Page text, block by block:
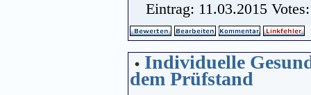
Eintrag: 11.03.2015
Individuelle
dem Prüfstand